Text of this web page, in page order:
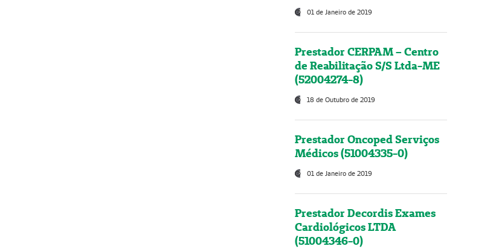
01 de Janeiro de 2019
Prestador CERPAM – Centro
de Reabilitação S/S Ltda-ME
(52004274-8)
18 de Outubro de 2019
Prestador Oncoped Serviços
Médicos (51004335-0)
01 de Janeiro de 2019
Prestador Decordis Exames
Cardiológicos LTDA
(51004346-0)